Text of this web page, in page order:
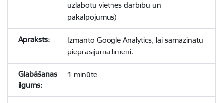
uzlabotu vietnes darbību un
pakalpojumus)
Izmanto Google Analytics, lai samazinātu
pieprasījuma līmeni.
1 minūte